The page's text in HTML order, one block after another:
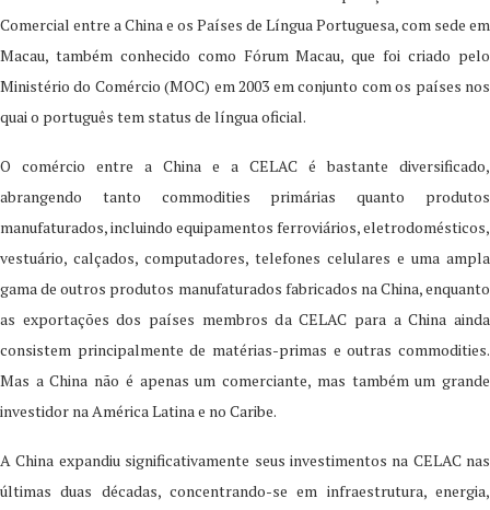
Comercial entre a China e os Países de Língua Portuguesa, com sede em
Macau, também conhecido como Fórum Macau, que foi criado pelo
Ministério do Comércio (MOC) em 2003 em conjunto com os países nos
quai o português tem status de língua oficial.
O comércio entre a China e a CELAC é bastante diversificado,
abrangendo tanto commodities primárias quanto produtos
manufaturados, incluindo equipamentos ferroviários, eletrodomésticos,
vestuário, calçados, computadores, telefones celulares e uma ampla
gama de outros produtos manufaturados fabricados na China, enquanto
as exportações dos países membros da CELAC para a China ainda
consistem principalmente de matérias-primas e outras commodities.
Mas a China não é apenas um comerciante, mas também um grande
investidor na América Latina e no Caribe.
A China expandiu significativamente seus investimentos na CELAC nas
últimas duas décadas, concentrando-se em infraestrutura, energia,